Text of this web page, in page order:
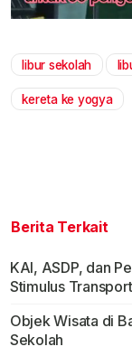
libur sekolah
kereta ke yogya
Berita Terkait
KAI, ASDP, dan
Stimulus
Objek Wisata di
Sekolah